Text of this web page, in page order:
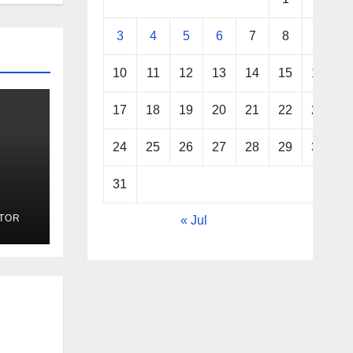
3 4 5 6 7 8
10 11 12 13 14 15 16
17 18 19 20 21 22 23
24 25 26 27 28 29 30
31
« Jul